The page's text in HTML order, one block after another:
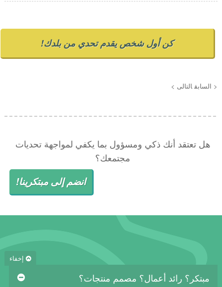
كن أول شخص يقدم تحدي من بلدك!
< السابق التالى >
هل تعتقد أنك ذكي ومسؤول بما يكفي لمواجهة تحديات
مجتمعك؟
انضم إلى مبتكرينا!
إخفاء
مبتكر؟ رائد أعمال؟ مصمم منتجات؟